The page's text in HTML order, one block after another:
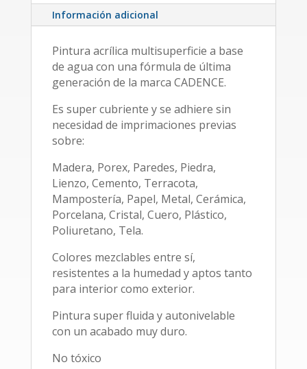
Información adicional
Pintura acrílica multisuperficie a base
de agua con una fórmula de última
generación de la marca CADENCE.
Es super cubriente y se adhiere sin
necesidad de imprimaciones previas
sobre:
Madera, Porex, Paredes, Piedra,
Lienzo, Cemento, Terracota,
Mampostería, Papel, Metal, Cerámica,
Porcelana, Cristal, Cuero, Plástico,
Poliuretano, Tela.
Colores mezclables entre sí,
resistentes a la humedad y aptos tanto
para interior como exterior.
Pintura super fluida y autonivelable
con un acabado muy duro.
No tóxico